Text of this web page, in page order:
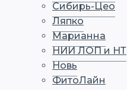
Сибирь-Цео
Ляпко
Марианна
НИИ ЛОП и НТ
Новь
ФитоЛайн